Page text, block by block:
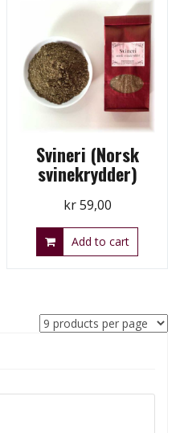
Svineri (Norsk
svinekrydder)
kr59,00
Add to cart